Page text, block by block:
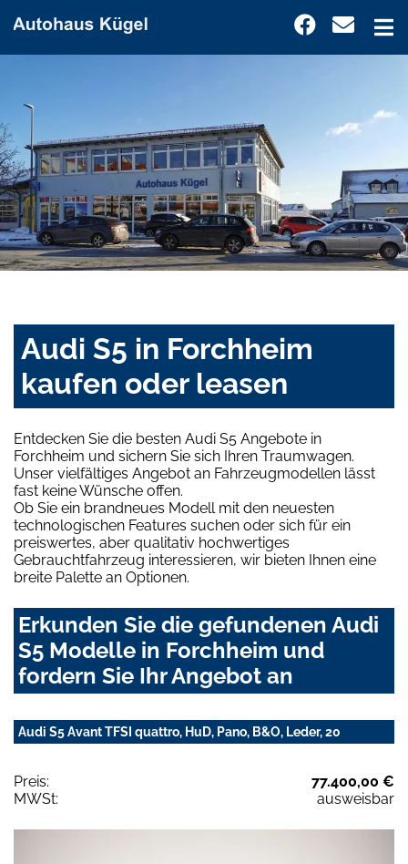
Audi S5 in Forchheim
kaufen oder leasen
Entdecken Sie die besten Audi S5 Angebote in
Forchheim und sichern Sie sich Ihren Traumwagen.
Unser vielfältiges Angebot an Fahrzeugmodellen lässt
fast keine Wünsche offen.
Ob Sie ein brandneues Modell mit den neuesten
technologischen Features suchen oder sich für ein
preiswertes, aber qualitativ hochwertiges
Gebrauchtfahrzeug interessieren, wir bieten Ihnen eine
breite Palette an Optionen.
Erkunden Sie die gefundenen Audi
S5 Modelle in Forchheim und
fordern Sie Ihr Angebot an
Audi S5 Avant TFSI quattro, HuD, Pano, B&O, Leder, 20
Preis:
77.400,00 €
MWSt:
ausweisbar